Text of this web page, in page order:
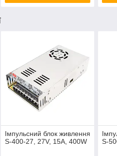
Імпульсний блок живлення
S-400-27, 27V, 15А, 400W
S-